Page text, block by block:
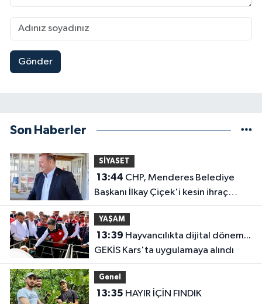
Gönder
Son Haberler
SİYASET
13:44
Başkanı İlkay Çiçek'i kesin ihraç
talebiyle disipline sevk etti
YAŞAM
13:39
GEKİS Kars'ta uygulamaya alındı
Genel
13:35